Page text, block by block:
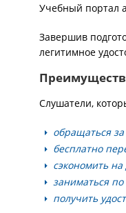
Учебный портал
Завершив
легитимное
Слушатели,
обращаться
бесплатно
сэкономить
заниматься
получить